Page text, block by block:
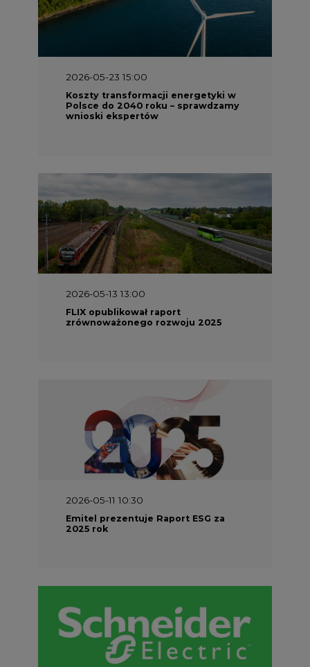
Koszty transformacji energetyki w
Polsce do 2040 roku – sprawdzamy
wnioski ekspertów
2026-05-13 13:00
FLIX opublikował raport
zrównoważonego rozwoju 2025
2026-05-11 10:30
Emitel prezentuje Raport ESG za
2025 rok
2026-04-27 06:30